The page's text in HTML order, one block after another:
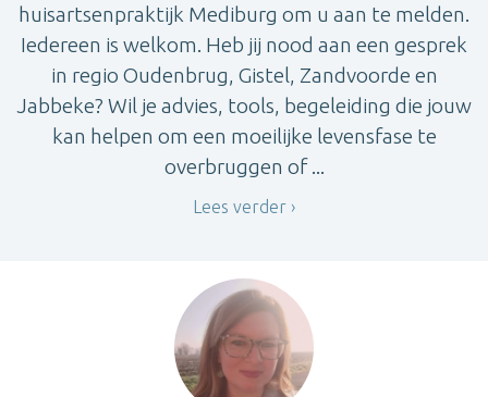
huisartsenpraktijk Mediburg om u aan te melden.
Iedereen is welkom. Heb jij nood aan een gesprek
in regio Oudenbrug, Gistel, Zandvoorde en
Jabbeke? Wil je advies, tools, begeleiding die jouw
kan helpen om een moeilijke levensfase te
overbruggen of ...
Lees verder